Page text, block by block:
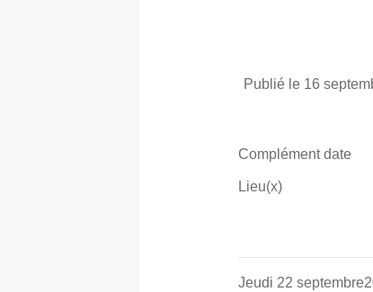
Publié le 16
Complément date
Lieu(x)
Jeudi 22